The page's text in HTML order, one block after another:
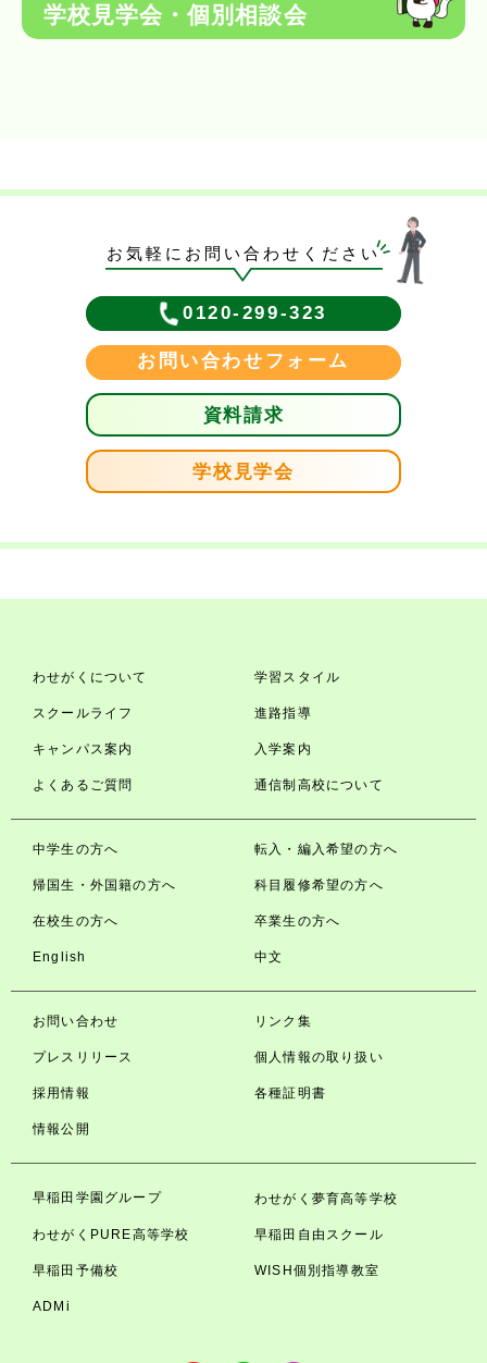
学校見学会・個別相談会
お気軽にお問い合わせください
0120-299-323
お問い合わせフォーム
資料請求
学校見学会
わせがくについて 学習スタイル
スクールライフ 進路指導
キャンパス案内 入学案内
よくあるご質問 通信制高校について
中学生の方へ 転入・編入希望の方へ
帰国生・外国籍の方へ 科目履修希望の方へ
在校生の方へ 卒業生の方へ
English 中文
お問い合わせ リンク集
プレスリリース 個人情報の取り扱い
採用情報 各種証明書
情報公開
早稲田学園グループ わせがく夢育高等学校
わせがくPURE高等学校 早稲田自由スクール
早稲田予備校 WISH個別指導教室
ADMi